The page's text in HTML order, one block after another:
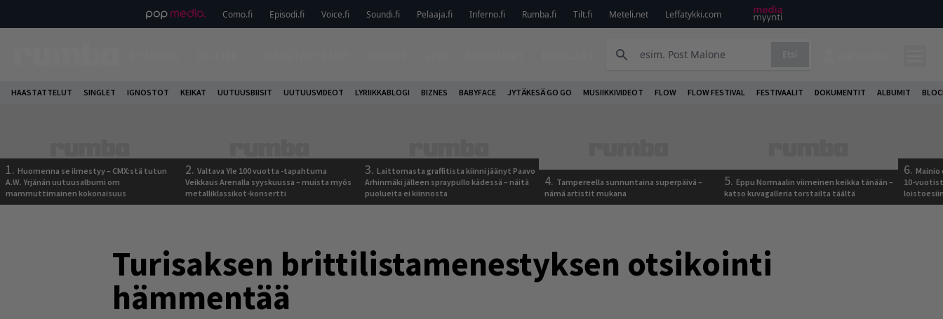
Como.fi Episodi.fi Voice.fi Soundi.fi Pelaaja.fi Inferno.fi Rumba.fi Tilt.fi Meteli.net Leffatykki.com
HAASTATTELUT SINGLET IGNOSTOT KEIKAT UUTUUSBIISIT UUTUUSVIDEOT LYRIIKKABLOGI BIZNES BABYFACE JYTÄKESÄ GO GO MUSIIKKIVIDEOT FLOW FLOW FESTIVAL FESTIVAALIT DOKUMENTIT ALBUMIT
1. Huomenna se ilmestyy – CMX:stä tutun
A.W. Yrjänän uutuusalbumi om
mammuttimainen kokonaisuus
2. Valtava Yle 100 vuotta -tapahtuma
Veikkaus Arenalla syyskuussa – muista myös
metalliklassikot-konsertti
3. Laittomasta graffitista kiinni jäänyt Paavo
Arhinmäki jälleen spraypullo kädessä – näitä
puolueita ei kiinnosta
4. Tampereella sunnuntaina superpäivä –
nämä artistit mukana
5. Eppu Normaalin viimeinen keikka tänään –
katso kuvagalleria torstailta täältä
6.
10-
Turisaksen brittilistamenestyksen otsikointi
hämmentää